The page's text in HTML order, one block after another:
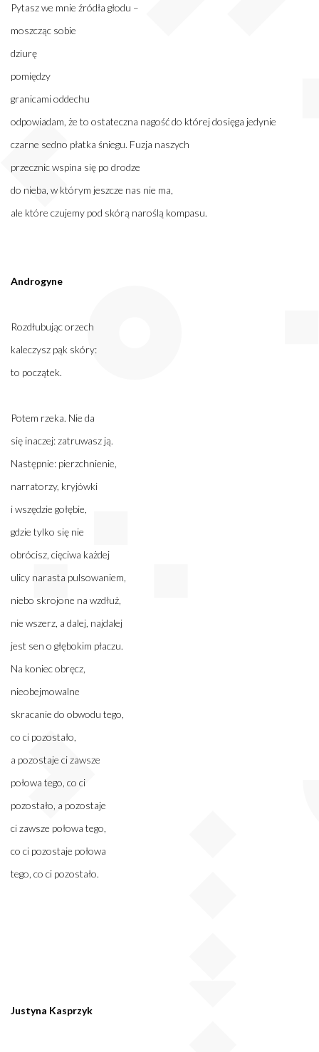
Pytasz we mnie źródła głodu –
moszcząc sobie
dziurę
pomiędzy
granicami oddechu
odpowiadam, że to ostateczna nagość do której dosięga jedynie
czarne sedno płatka śniegu. Fuzja naszych
przecznic wspina się po drodze
do nieba, w którym jeszcze nas nie ma,
ale które czujemy pod skórą naroślą kompasu.
Androgyne
Rozdłubując orzech
kaleczysz pąk skóry:
to początek.
Potem rzeka. Nie da
się inaczej: zatruwasz ją.
Następnie: pierzchnienie,
narratorzy, kryjówki
i wszędzie gołębie,
gdzie tylko się nie
obrócisz, cięciwa każdej
ulicy narasta pulsowaniem,
niebo skrojone na wzdłuż,
nie wszerz, a dalej, najdalej
jest sen o głębokim płaczu.
Na koniec obręcz,
nieobejmowalne
skracanie do obwodu tego,
co ci pozostało,
a pozostaje ci zawsze
połowa tego, co ci
pozostało, a pozostaje
ci zawsze połowa tego,
co ci pozostaje połowa
tego, co ci pozostało.
Justyna Kasprzyk